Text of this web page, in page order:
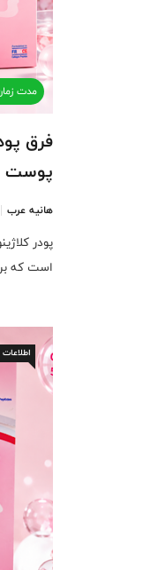
مدت زمان
فرق
پوست
هانیه عرب
پودر
است که